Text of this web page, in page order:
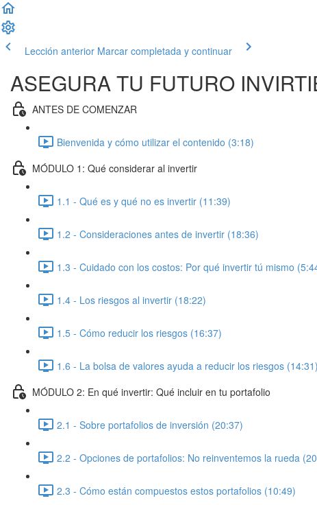
Lección anterior Marcar completada y continuar
ASEGURA TU FUTURO
ANTES DE COMENZAR
Bienvenida y cómo utilizar el contenido (3:18)
MÓDULO 1: Qué considerar al invertir
1.1 - Qué es y qué no es invertir (11:39)
1.2 - Consideraciones antes de invertir (18:36)
1.3 - Cuidado con los costos: Por qué invertir tú mismo
1.4 - Los riesgos al invertir (18:22)
1.5 - Cómo reducir los riesgos (16:37)
1.6 - La bolsa de valores ayuda a reducir los riesgos (14:31)
MÓDULO 2: En qué invertir: Qué incluir en tu portafolio
2.1 - Sobre portafolios de inversión (20:37)
2.2 - Opciones de portafolios: No reinventemos la rueda
2.3 - Cómo están compuestos estos portafolios (10:49)